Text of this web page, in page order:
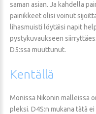
saman asian. Ja kahdella
painikkeet olisi voinut
lihasmuisti löytäisi napit
pystykuvaukseen
D5:ssa muuttunut.
Kentällä
Monissa Nikonin malleissa
pleksi. D4S:n mukana tätä